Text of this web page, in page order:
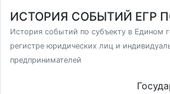
ИСТОРИЯ СОБЫТИЙ ЕГР
История событий по субъекту в Едином
регистре юридических лиц и
предпринимателей